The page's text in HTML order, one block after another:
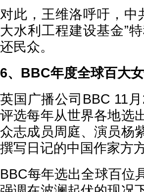
对此，王维洛呼吁，中
大水利工程建设基金”
还民众。
6、BBC年度全球百大
英国广播公司BBC 11
评选每年从世界各地选
众志成员周庭、演员杨
撰写日记的中国作家方
BBC每年选出全球百位